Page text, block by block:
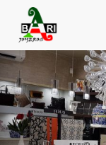
Anterior